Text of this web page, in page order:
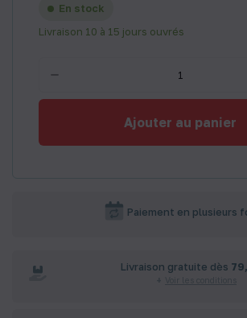
En stock
Livraison 10 à 15 jours ouvrés
Ajouter au panier
Paiement en plusieurs
Livraison gratuite dès